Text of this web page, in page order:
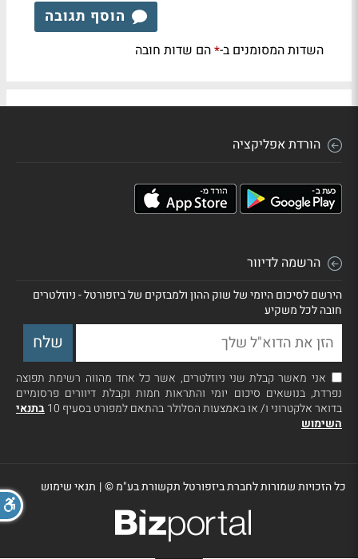
הוסף תגובה
השדות המסומנים ב-*הם שדות חובה
הורדת אפליקציה
הרשמה לדיוור
הירשם לסיכום היומי של שוק ההון ולמבזקים של ביזפורטל - ניוזלטרים
חובה לכל משקיע
אני מאשר קבלת שני ניוזלטרים, אשר כל אחד מהווה רשימת תפוצה
נפרדת, בנושאים סיכום יומי והתראות חמות וקבלת דיוורים פרסומיים
בדואר אלקטרוני ו/ או באמצעות הסלולר בהתאם למפורט בסעיף 10
בתנאי
השימוש
כל הזכויות שמורות לחברת ביזפורטל תקשורת בע"מ ©| תנאי שימוש